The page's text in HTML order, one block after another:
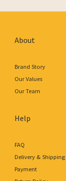
About
Brand Story
Our Values
Our Team
Help
FAQ
Delivery & Shipping
Payment